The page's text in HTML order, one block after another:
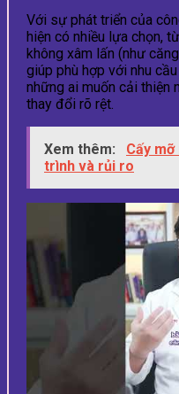
Với sự phát triển của
hiện có nhiều lựa chọn,
không xâm lấn (như
giúp phù hợp với nhu
những ai muốn cải thiện
thay đổi rõ rệt.
Xem thêm:
Cấy
trình và rủi ro